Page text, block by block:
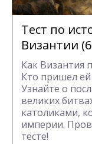
Тест по
Византии (6
Как Византия
Кто пришел
Узнайте о
великих
католиками,
империи.
тесте!